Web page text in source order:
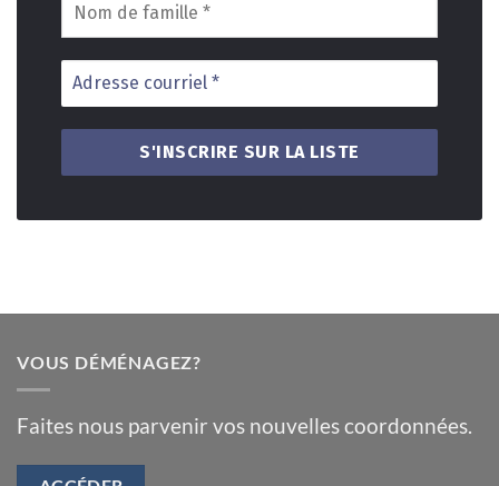
VOUS DÉMÉNAGEZ?
Faites nous parvenir vos nouvelles coordonnées.